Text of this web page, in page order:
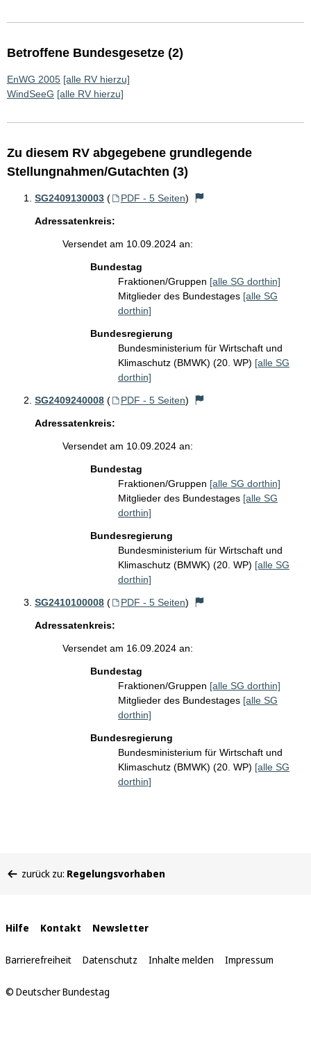
Betroffene Bundesgesetze (2)
EnWG 2005 [alle RV hierzu]
WindSeeG [alle RV hierzu]
Zu diesem RV abgegebene grundlegende
Stellungnahmen/Gutachten (3)
SG2409130003 ( PDF - 5 Seiten)
Adressatenkreis:
Versendet am 10.09.2024 an:
Bundestag
Fraktionen/Gruppen [alle SG dorthin]
Mitglieder des Bundestages [alle SG
dorthin]
Bundesregierung
Bundesministerium für Wirtschaft und
Klimaschutz (BMWK) (20. WP) [alle SG
dorthin]
SG2409240008 ( PDF - 5 Seiten)
Adressatenkreis:
Versendet am 10.09.2024 an:
Bundestag
Fraktionen/Gruppen [alle SG dorthin]
Mitglieder des Bundestages [alle SG
dorthin]
Bundesregierung
Bundesministerium für Wirtschaft und
Klimaschutz (BMWK) (20. WP) [alle SG
dorthin]
SG2410100008 ( PDF - 5 Seiten)
Adressatenkreis:
Versendet am 16.09.2024 an:
Bundestag
Fraktionen/Gruppen [alle SG dorthin]
Mitglieder des Bundestages [alle SG
dorthin]
Bundesregierung
Bundesministerium für Wirtschaft und
Klimaschutz (BMWK) (20. WP) [alle SG
dorthin]
befinden
zurück zu: Regelungsvorhaben
Interne
Links
Hilfe Kontakt Newsletter
Barrierefreiheit Datenschutz Inhalte melden Impressum
© Deutscher Bundestag